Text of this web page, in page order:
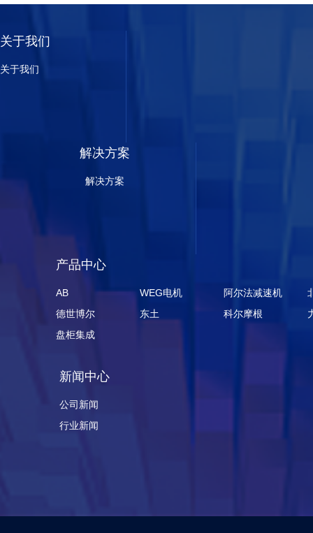
关于我们
关于我们
解决方案
解决方案
产品中心
AB WEG电机 阿尔法减速机
德世博尔
东土 科尔摩根
盘柜集成
新闻中心
公司新闻
行业新闻